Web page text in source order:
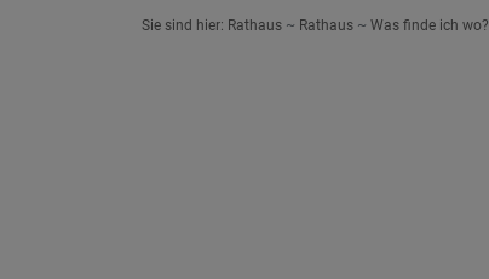
Sie sind hier: Rathaus Rathaus Was finde ich wo?